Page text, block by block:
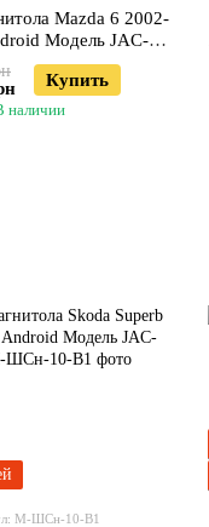
Mazda 6 2002-
Модель JAC-
3GWiFi
Купить
наличии
М-ШСн-10-В1